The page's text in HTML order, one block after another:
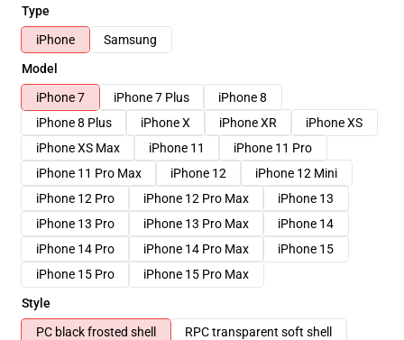
Type
iPhone
Samsung
Model
iPhone 7
iPhone 7 Plus
iPhone 8
iPhone 8 Plus
iPhone X iPhone XR
iPhone XS
iPhone XS Max
iPhone 11
iPhone 11 Pro
iPhone 11 Pro Max
iPhone 12
iPhone 12 Mini
iPhone 12 Pro
iPhone 12 Pro Max
iPhone 13
iPhone 13 Pro
iPhone 13 Pro Max
iPhone 14
iPhone 14 Pro
iPhone 14 Pro Max
iPhone 15
iPhone 15 Pro
iPhone 15 Pro Max
Style
PC black frosted shell
RPC transparent soft shell